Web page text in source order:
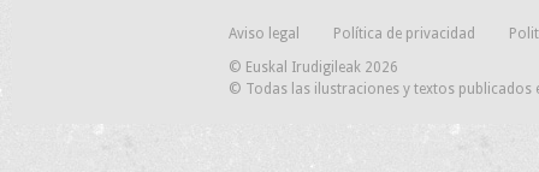
Aviso legal Política de privacidad
© Euskal Irudigileak 2026
© Todas las ilustraciones y textos publicados